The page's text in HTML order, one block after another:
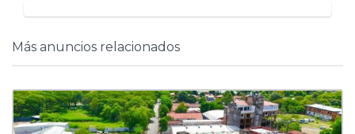
Más anuncios relacionados